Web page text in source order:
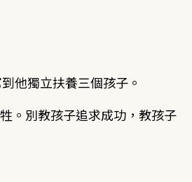
他獨立扶養三個孩子。
。別教孩子追求成功，教孩子